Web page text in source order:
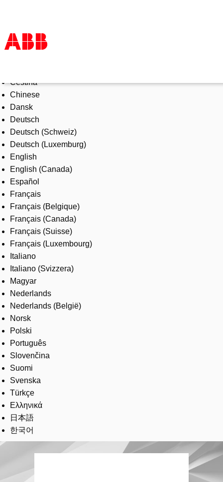
Products & Solutions
Industries
Services
About us
Where to buy
Contact us
Careers
Čeština
Chinese
Dansk
Deutsch
Deutsch (Schweiz)
Deutsch (Luxemburg)
English
English (Canada)
Español
Français
Français (Belgique)
Français (Canada)
Français (Suisse)
Français (Luxembourg)
Italiano
Italiano (Svizzera)
Magyar
Nederlands
Nederlands (België)
Norsk
Polski
Português
Slovenčina
Suomi
Svenska
Türkçe
Ελληνικά
日本語
한국어